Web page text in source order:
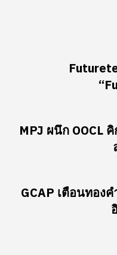
MPJ ผนึก OOCL
GCAP เตือนทอง